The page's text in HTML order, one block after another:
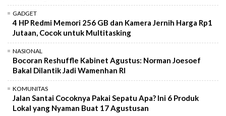
GADGET
4 HP Redmi Memori 256 GB dan Kamera Jernih Harga Rp1
Jutaan, Cocok untuk Multitasking
NASIONAL
Bocoran Reshuffle Kabinet Agustus: Norman Joesoef
Bakal Dilantik Jadi Wamenhan RI
KOMUNITAS
Jalan Santai Cocoknya Pakai Sepatu Apa? Ini 6 Produk
Lokal yang Nyaman Buat 17 Agustusan